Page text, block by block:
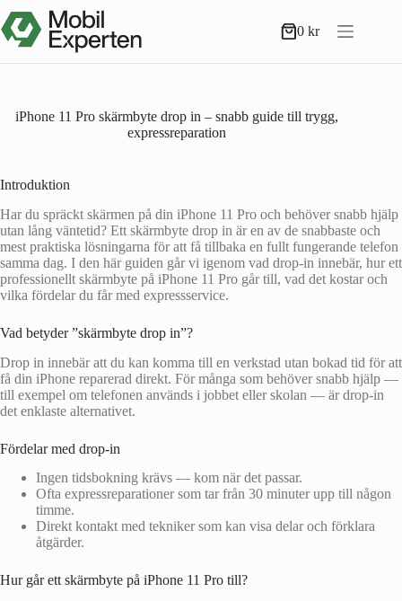
till
innehåll
Varukorg
0kr
iPhone 11 Pro skärmbyte drop in – snabb guide till trygg,
expressreparation
Introduktion
Har du spräckt skärmen på din iPhone 11 Pro och behöver snabb hjälp
utan lång väntetid? Ett skärmbyte drop in är en av de snabbaste och
mest praktiska lösningarna för att få tillbaka en fullt fungerande telefon
samma dag. I den här guiden går vi igenom vad drop-in innebär, hur ett
professionellt skärmbyte på iPhone 11 Pro går till, vad det kostar och
vilka fördelar du får med expressservice.
Vad betyder ”skärmbyte drop in”?
Drop in innebär att du kan komma till en verkstad utan bokad tid för att
få din iPhone reparerad direkt. För många som behöver snabb hjälp —
till exempel om telefonen används i jobbet eller skolan — är drop-in
det enklaste alternativet.
Fördelar med drop-in
Ingen tidsbokning krävs — kom när det passar.
Ofta expressreparationer som tar från 30 minuter upp till någon
timme.
Direkt kontakt med tekniker som kan visa delar och förklara
åtgärder.
Hur går ett skärmbyte på iPhone 11 Pro till?